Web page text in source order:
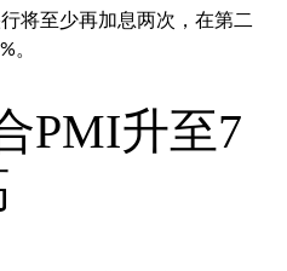
将至少再加息两次，在第二
。
PMI升至7